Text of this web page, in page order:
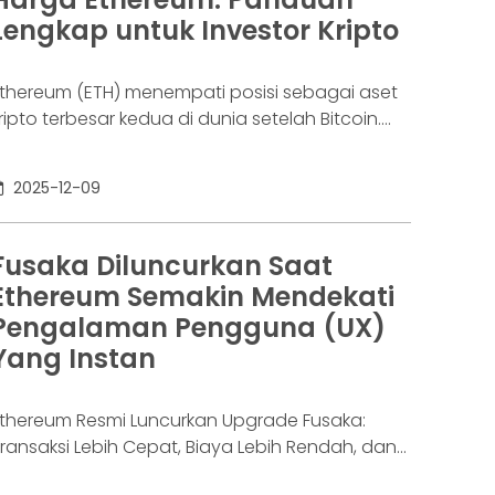
Aksi jual tidak hanya terjadi di pasar
untuk Investor Kripto
(ETH) menempati posisi sebagai aset
terbesar kedua di dunia setelah Bitcoin.
blockchain menjadi tulang punggung
Web3 yang meliputi DeFi, NFT, GameFi,
smart contract. Tidak heran jika
harganya selalu menjadi sorotan
global. Namun, untuk memahami
nilainya,
2025-12-09
Diluncurkan Saat
Semakin Mendekati
Pengguna (UX)
Instan
Resmi Luncurkan Upgrade Fusaka:
Lebih Cepat, Biaya Lebih Rendah, dan